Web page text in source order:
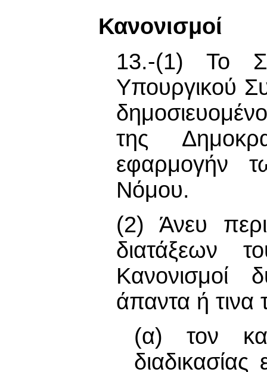
Κανονισμοί
13.-(1) Το
Υπουργικού
της
εφαρμογήν
Νόμου.
(2) Άνευ
διατάξεων
Κανονισμοί
άπαντα ή
(α) τον